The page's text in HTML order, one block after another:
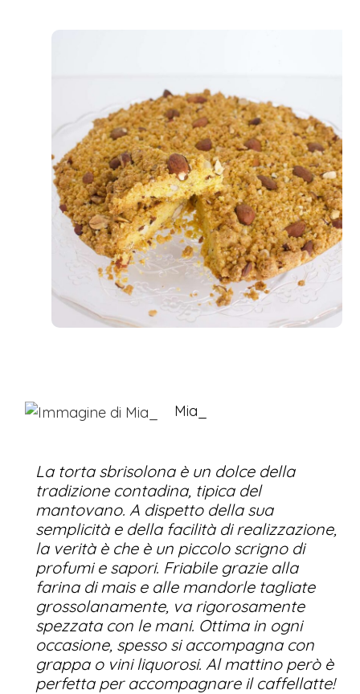
Mia_
La torta sbrisolona è un dolce della
tradizione contadina, tipica del
mantovano. A dispetto della sua
semplicità e della facilità di realizzazione,
la verità è che è un piccolo scrigno di
profumi e sapori. Friabile grazie alla
farina di mais e alle mandorle tagliate
grossolanamente, va rigorosamente
spezzata con le mani. Ottima in ogni
occasione, spesso si accompagna con
grappa o vini liquorosi. Al mattino però è
perfetta per accompagnare il caffellatte!